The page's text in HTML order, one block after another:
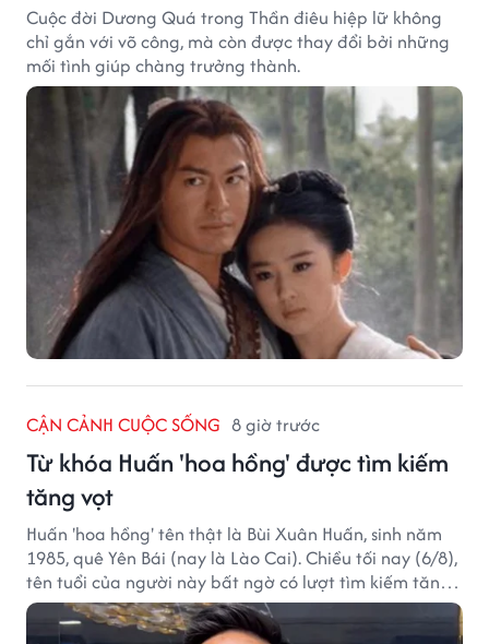
Cuộc đời Dương Quá trong Thần điêu hiệp lữ không
chỉ gắn với võ công, mà còn được thay đổi bởi những
mối tình giúp chàng trưởng thành.
CẬN CẢNH CUỘC SỐNG 8 giờ trước
Từ khóa Huấn 'hoa hồng' được tìm kiếm
tăng vọt
Huấn 'hoa hồng' tên thật là Bùi Xuân Huấn, sinh năm
1985, quê Yên Bái (nay là Lào Cai). Chiều tối nay (6/8),
tên tuổi của người này bất ngờ có lượt tìm kiếm tăng
vọt.